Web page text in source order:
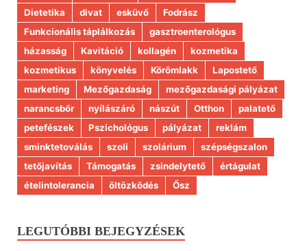
Dietetika
divat esküvő
Fodrász
Funkcionális táplálkozás
gasztroenterológus
házasság
Kavitáció kollagén
kozmetika
kozmetikus
könyvelés Körömlakk
Lapostető
marketing
Mezőgazdaság
mezőgazdasági pályázat
narancsbőr
nyílászáró nászút Otthon
palatető
petefészek
Pszichológus pályázat
reklám
sminktetoválás
szoli szolárium
szépségszalon
tetőjavítás
Támogatás zsindelytető
értágulat
ételintolerancia
öltözködés Ősz
LEGUTÓBBI BEJEGYZÉSEK